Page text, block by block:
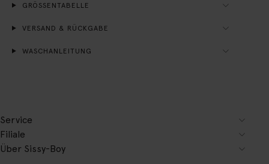
GRÖSSENTABELLE
VERSAND & RÜCKGABE
WASCHANLEITUNG
Service
Filiale
Über Sissy-Boy